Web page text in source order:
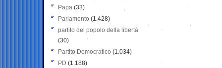
Papa (33)
Parlamento (1.428)
partito del popolo della libertà
(30)
Partito Democratico (1.034)
PD (1.188)